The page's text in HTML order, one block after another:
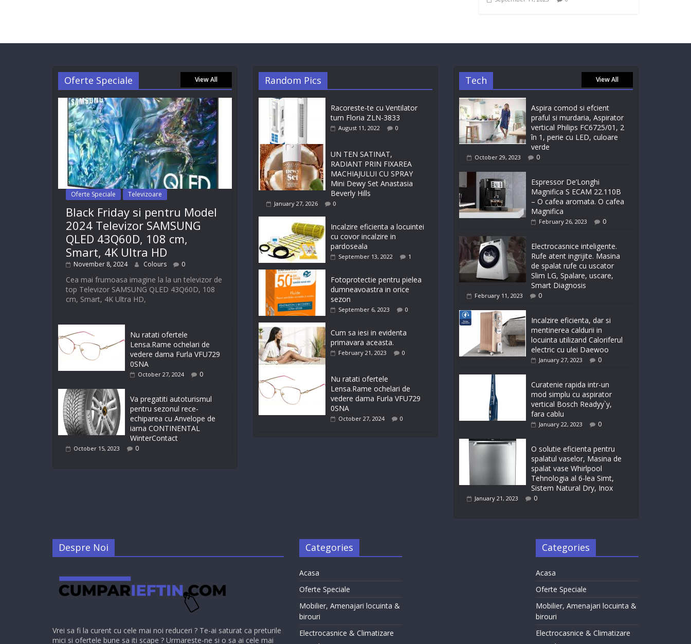
Oferte Speciale View All
Oferte Speciale Televizoare
Black Friday si pentru Model
2024 Televizor SAMSUNG
QLED 43Q60D, 108 cm,
Smart, 4K Ultra HD
November 8, 2024 Colours 0
Cea mai frumoasa imagine la la un televizor de
top Televizor SAMSUNG QLED 43Q60D, 108
cm, Smart, 4K Ultra HD,
Nu ratati ofertele
Lensa.Rame ochelari de
vedere dama Furla VFU729
0SNA
October 27, 2024 0
Va pregatiti autoturismul
pentru sezonul rece-
echiparea cu Anvelope de
iarna CONTINENTAL
WinterContact
October 15, 2023 0
Random Pics
Racoreste-te cu Ventilator
turn Floria ZLN-3833
August 11, 2022 0
UN TEN SATINAT,
RADIANT PRIN FIXAREA
MACHIAJULUI CU SPRAY
Mini Dewy Set Anastasia
Beverly Hills
January 27, 2026 0
Incalzire eficienta a locuintei
cu covor incalzire in
pardoseala
September 13, 2022 1
Fotoprotectie pentru pielea
dumneavoastra in orice
sezon
September 6, 2023 0
Cum sa iesi in evidenta
primavara aceasta.
February 21, 2023 0
Nu ratati ofertele
Lensa.Rame ochelari de
vedere dama Furla VFU729
0SNA
October 27, 2024 0
Tech View All
Aspira comod si efcient
praful si murdaria, Aspirator
vertical Philips FC6725/01, 2
în 1, perie cu LED, culoare
verde
October 29, 2023 0
Espressor De’Longhi
Magnifica S ECAM 22.110B
– O cafea aromata. O cafea
Magnifica
February 26, 2023 0
Electrocasnice inteligente.
Rufe atent ingrijite. Masina
de spalat rufe cu uscator
Slim LG, Spalare, uscare,
Smart Diagnosis
February 11, 2023 0
Incalzire eficienta, dar si
mentinerea caldurii in
locuinta utilizand Caloriferul
electric cu ulei Daewoo
January 27, 2023 0
Curatenie rapida intr-un
mod simplu cu aspirator
vertical Bosch Readyy`y,
fara cablu
January 22, 2023 0
O solutie eficienta pentru
spalatul vaselor, Masina de
spalat vase Whirlpool
Tehnologia al 6-lea Simt,
Sistem Natural Dry, Inox
January 21, 2023 0
Despre Noi
Vrei sa fi la curent cu cele mai noi reduceri ? Te-ai saturat ca preturile
mici si ofertele bune sa iti scape ? Urmareste-ne si o sa ai cele mai
Categories
Acasa
Oferte Speciale
Mobilier, Amenajari locuinta &
birouri
Electrocasnice & Climatizare
Categories
Acasa
Oferte Speciale
Mobilier, Amenajari locuinta &
birouri
Electrocasnice & Climatizare